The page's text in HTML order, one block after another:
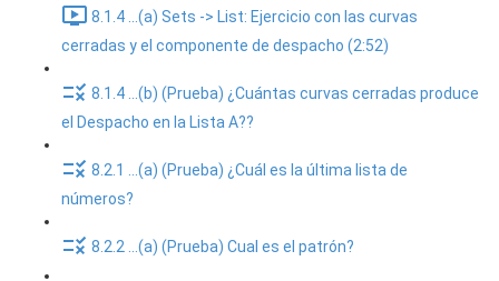
8.1.4 ...(a) Sets -> List: Ejercicio con las curvas
cerradas y el componente de despacho (2:52)
8.1.4 ...(b) (Prueba) ¿Cuántas curvas cerradas produce
el Despacho en la Lista A??
8.2.1 ...(a) (Prueba) ¿Cuál es la última lista de
números?
8.2.2 ...(a) (Prueba) Cual es el patrón?